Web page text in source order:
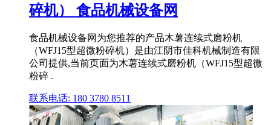
碎机） 食品机械设备网
食品机械设备网为您推荐的产品木薯连续式磨粉机
（WFJ15型超微粉碎机）是由江阴市佳科机械制造有限
公司提供,当前页面为木薯连续式磨粉机（WFJ15型超微
粉碎 .
联系电话: 180 3780 8511